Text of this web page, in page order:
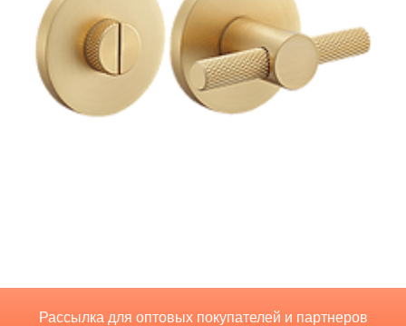
Рассылка для оптовых покупателей и партнеров